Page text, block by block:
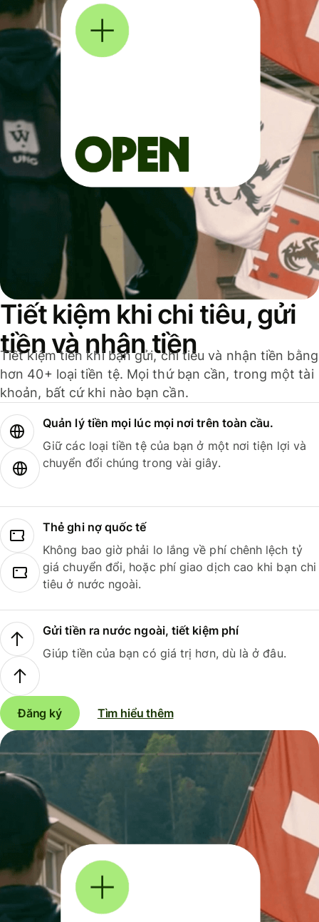
Tiết kiệm khi chi tiêu, gửi
tiền và nhận tiền
Tiết kiệm tiền khi bạn gửi, chi tiêu và nhận tiền bằng
hơn 40+ loại tiền tệ. Mọi thứ bạn cần, trong một tài
khoản, bất cứ khi nào bạn cần.
Quản lý tiền mọi lúc mọi nơi trên toàn cầu.
Giữ các loại tiền tệ của bạn ở một nơi tiện lợi và
chuyển đổi chúng trong vài giây.
Thẻ ghi nợ quốc tế
Không bao giờ phải lo lắng về phí chênh lệch tỷ
giá chuyển đổi, hoặc phí giao dịch cao khi bạn chi
tiêu ở nước ngoài.
Gửi tiền ra nước ngoài, tiết kiệm phí
Giúp tiền của bạn có giá trị hơn, dù là ở đâu.
Đăng ký Tìm hiểu thêm